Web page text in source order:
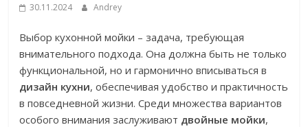
30.11.2024 Andrey
Выбор кухонной мойки – задача, требующая
внимательного подхода. Она должна быть не только
функциональной, но и гармонично вписываться в
дизайн кухни, обеспечивая удобство и практичность
в повседневной жизни. Среди множества вариантов
особого внимания заслуживают двойные мойки,